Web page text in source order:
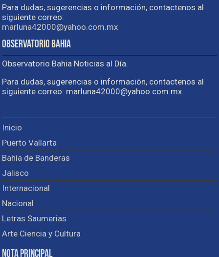
Para dudas, sugerencias o información, contactenos al
siguiente correo:
marluna42000@yahoo.com.mx
Observatorio Bahia
Observatorio Bahia Noticias al Día.
Para dudas, sugerencias o información, contactenos al
siguiente correo: marluna42000@yahoo.com.mx
Inicio
Puerto Vallarta
Bahía de Banderas
Jalisco
Internacional
Nacional
Letras Saumerias
Arte Ciencia y Cultura
Nota Principal